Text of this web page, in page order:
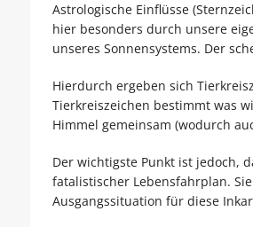
Astrologische Einflüsse
hier besonders durch unsere
unseres Sonnensystems. Der
Hierdurch ergeben sich
Tierkreiszeichen bestimmt was
Himmel gemeinsam (wodurch
Der wichtigste Punkt ist jedoch,
fatalistischer Lebensfahrplan.
Ausgangssituation für diese